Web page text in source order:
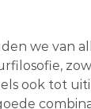
we van
ook tot